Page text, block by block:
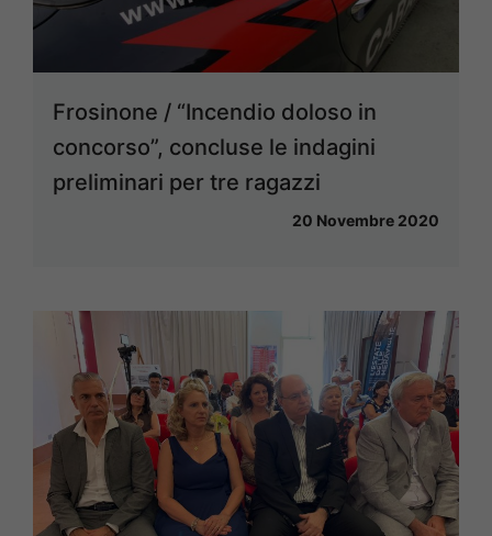
Frosinone / “Incendio doloso in
concorso”, concluse le indagini
preliminari per tre ragazzi
20 Novembre 2020